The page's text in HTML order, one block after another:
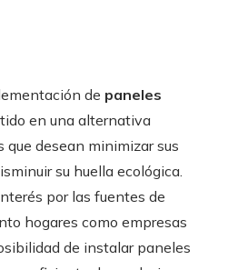
de paneles
en una alternativa
que desean minimizar sus
su huella ecológica.
por las fuentes de
hogares como empresas
de instalar paneles